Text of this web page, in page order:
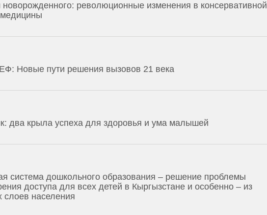
новорожденного: революционные изменения в консервативной
Новые пути решения вызовов 21 века
два крыла успеха для здоровья и ума малышей
система дошкольного образования – решение проблемы
доступа для всех детей в Кыргызстане и особенно – из
слоев населения